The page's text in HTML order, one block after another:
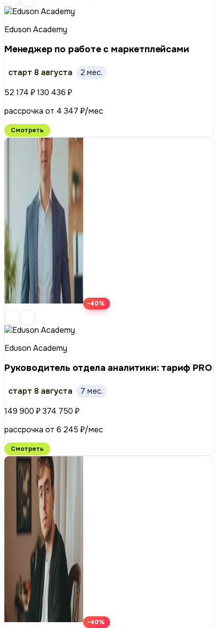
Eduson Academy
Менеджер по работе с маркетплейсами
старт 8 августа
2 мес.
52 174 ₽130 436 ₽
рассрочка от 4 347 ₽/мес
Смотреть
-40%
Eduson Academy
Руководитель отдела аналитики: тариф PRO
старт 8 августа
7 мес.
149 900 ₽374 750 ₽
рассрочка от 6 245 ₽/мес
Смотреть
-40%